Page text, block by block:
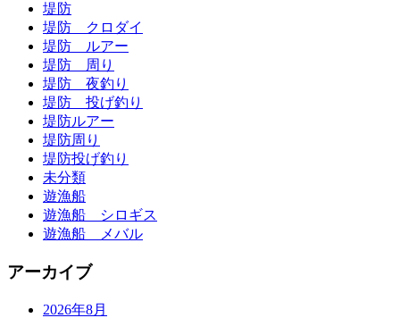
堤防
堤防 クロダイ
堤防 ルアー
堤防 周り
堤防 夜釣り
堤防 投げ釣り
堤防ルアー
堤防周り
堤防投げ釣り
未分類
遊漁船
遊漁船 シロギス
遊漁船 メバル
アーカイブ
2026年8月